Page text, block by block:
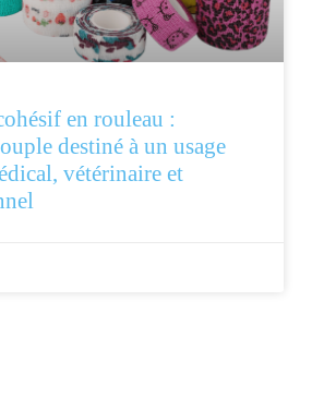
en rouleau :
destiné à un usage
vétérinaire et